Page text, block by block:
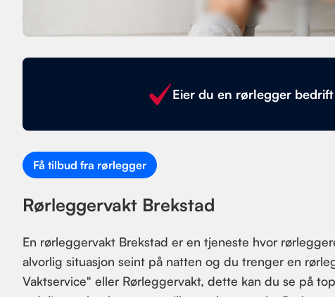
Eier du en rørlegger
Få tilbud fra rørlegger
Rørleggervakt Brekstad
En rørleggervakt Brekstad er en tjeneste hvor
alvorlig situasjon seint på natten og du trenger en
Vaktservice" eller Rørleggervakt, dette kan du se på